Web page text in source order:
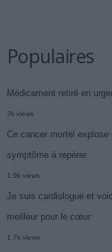
Populaires
Médicament retiré en
3k views
Ce cancer mortel
symptôme à repérer
1.9k views
Je suis cardiologue et
meilleur pour le cœur
1.7k views